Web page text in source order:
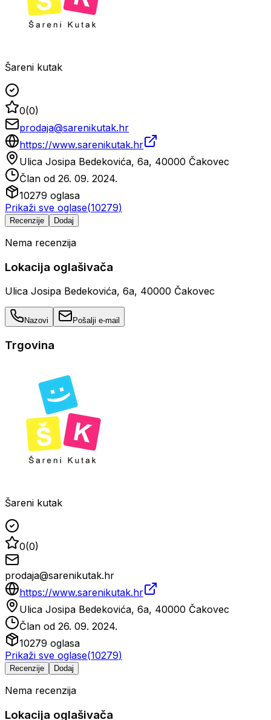
Šareni kutak
0(0)
prodaja@sarenikutak.hr
https://www.sarenikutak.hr
Ulica Josipa Bedekovića, 6a, 40000 Čakovec
Član od 26. 09. 2024.
10279 oglasa
Prikaži sve oglase(10279)
Recenzije Dodaj
Nema recenzija
Lokacija oglašivača
Ulica Josipa Bedekovića, 6a, 40000 Čakovec
Nazovi Pošalji e-mail
Trgovina
Šareni kutak
0(0)
prodaja@sarenikutak.hr
https://www.sarenikutak.hr
Ulica Josipa Bedekovića, 6a, 40000 Čakovec
Član od 26. 09. 2024.
10279 oglasa
Prikaži sve oglase(10279)
Recenzije Dodaj
Nema recenzija
Lokacija oglašivača